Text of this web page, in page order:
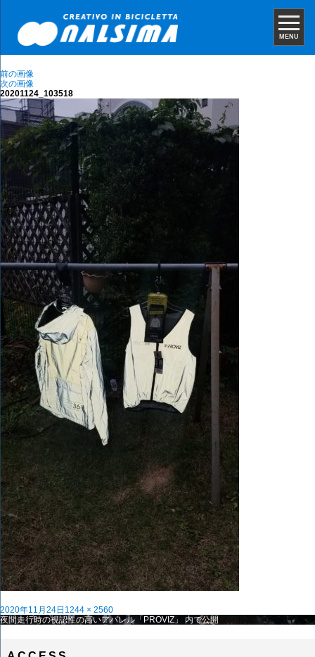
MENU
前の画像
次の画像
20201124_103518
投
稿
2020年11月24日 フ
ル
1244 × 2560
投
夜間走行時の視認性の高いアパレル「PROVIZ」 内で公開